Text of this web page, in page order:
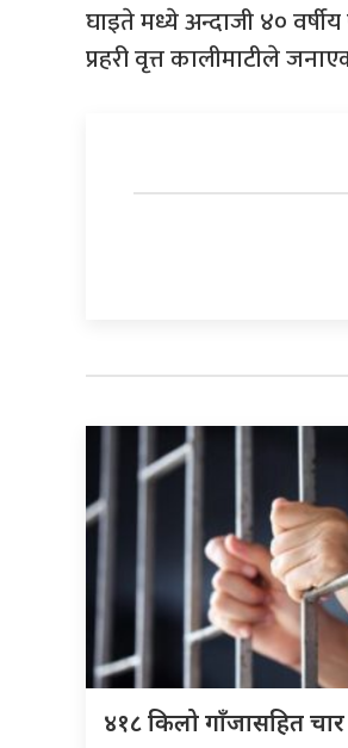
घाइते मध्ये अन्दाजी ४०
प्रहरी वृत्त कालीमाटीले
४१८ किलो गाँजासहित चार